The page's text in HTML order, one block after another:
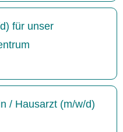
für unser
/ Hausarzt (m/w/d)